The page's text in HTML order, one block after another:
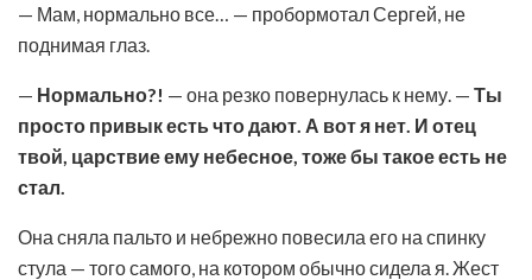
— Мам, нормально все… — пробормотал Сергей, не
поднимая глаз.
— Нормально?! — она резко повернулась к нему. — Ты
просто привык есть что дают. А вот я нет. И отец
твой, царствие ему небесное, тоже бы такое есть не
стал.
Она сняла пальто и небрежно повесила его на спинку
стула — того самого, на котором обычно сидела я. Жест